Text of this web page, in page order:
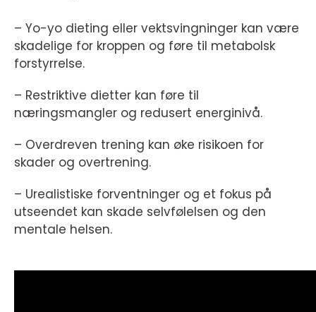
– Yo-yo dieting eller vektsvingninger kan være
skadelige for kroppen og føre til metabolsk
forstyrrelse.
– Restriktive dietter kan føre til
næringsmangler og redusert energinivå.
– Overdreven trening kan øke risikoen for
skader og overtrening.
– Urealistiske forventninger og et fokus på
utseendet kan skade selvfølelsen og den
mentale helsen.